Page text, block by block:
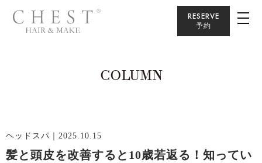
RESERVE
予約
COLUMN
ヘッドスパ ｜2025.10.15
髪と頭皮を改善すると10歳若返る！知ってい